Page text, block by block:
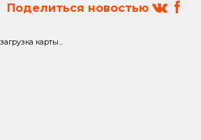
Поделиться новостью
загрузка карты...